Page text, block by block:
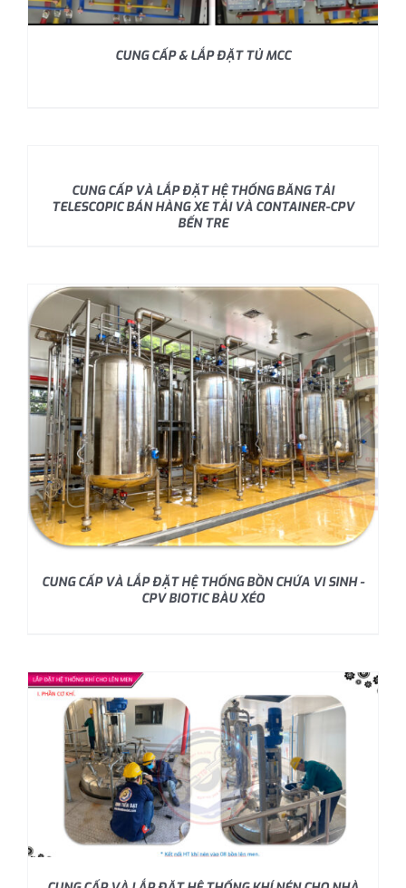
CUNG CẤP & LẮP ĐẶT TỦ MCC
CUNG CẤP VÀ LẮP ĐẶT HỆ THỐNG BĂNG TẢI
TELESCOPIC BÁN HÀNG XE TẢI VÀ CONTAINER-CPV
BẾN TRE
CUNG CẤP VÀ LẮP ĐẶT HỆ THỐNG BỒN CHỨA VI SINH -
CPV BIOTIC BÀU XÉO